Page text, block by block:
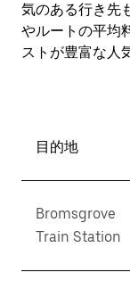
気のある行き先
やルートの平均
ストが豊富な人
目的地
Bromsgrove
Train Station